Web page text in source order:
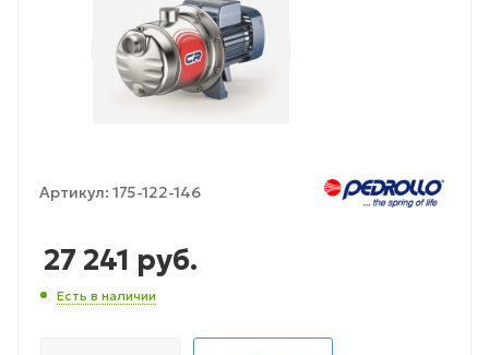
Артикул: 175-122-146
27 241 руб.
Есть в наличии